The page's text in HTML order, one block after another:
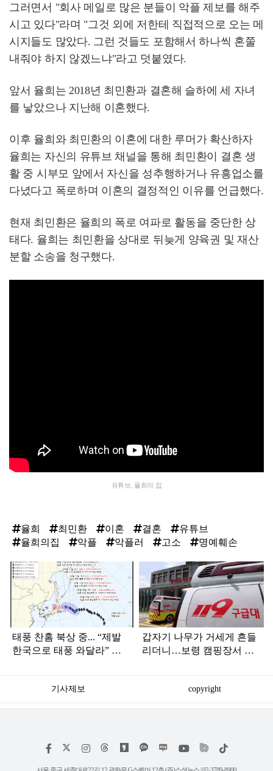
그러면서 "회사 메일로 많은 분들이 악플 제보를 해주
시고 있다"라며 "그것 외에 저한테 직접적으로 오는 메
시지들도 많았다. 그런 것들도 포함해서 하나씩 혼쭐
내줘야 하지 않겠느냐"라고 덧붙였다.
앞서 율희는 2018년 최민환과 결혼해 슬하에 세 자녀
를 낳았으나 지난해 이혼했다.
이후 율희와 최민환의 이혼에 대한 루머가 확산하자
율희는 자신의 유튜브 채널을 통해 최민환이 결혼 생
활 중 시부모 앞에서 자신을 성추행하거나 유흥업소를
다녔다고 폭로하며 이혼의 결정적인 이유를 언급했다.
현재 최민환은 율희의 폭로 여파로 활동을 중단한 상
태다. 율희는 최민환을 상대로 뒤늦게 양육권 및 재산
분할 소송을 청구했다.
유튜브, 율희의 집
율희 최민환 이혼 결혼
유튜브
율희의집
악플 악플러 고소 명예훼손
탑
라
인
태풍 찬홈 북상 중... “제발
한국으로 태풍 와달라” 말
갑자기 나무가 거세게 흔들
리더니…보령 캠핑장서 일
기사제보 copyright
페
스
인
타
위
트
틱